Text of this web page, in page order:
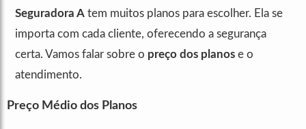
Seguradora A tem muitos planos para escolher. Ela se
importa com cada cliente, oferecendo a segurança
certa. Vamos falar sobre o preço dos planos e o
atendimento.
Preço Médio dos Planos